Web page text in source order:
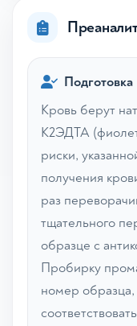
Подготовка
Кровь берут
К2ЭДТА
риски,
получения
раз
тщательного
образце с
Пробирку
номер